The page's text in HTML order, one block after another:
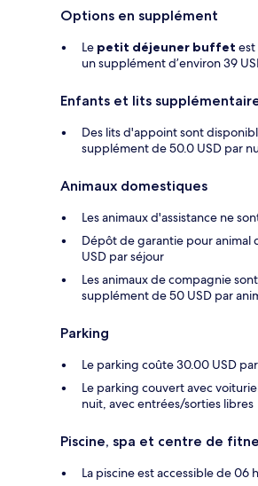
Options en supplément
Le petit déjeuner buffet
un supplément d’environ 39
Enfants et lits
Des lits d'appoint sont
supplément de 50.0 USD par
Animaux domestiques
Les animaux d'assistance ne
Dépôt de garantie pour animal
USD par séjour
Les animaux de compagnie
supplément de 50 USD par
Parking
Le parking coûte 30.00 USD
Le parking couvert avec
nuit, avec entrées/sorties libres
Piscine, spa et centre de
La piscine est accessible de 06